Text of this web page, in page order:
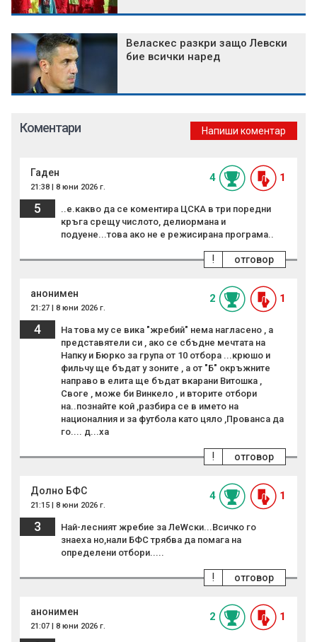
Веласкес разкри защо Левски
бие всички наред
Коментари Напиши коментар
Гаден
21:38 | 8 юни 2026 г.
4 1
5
..е.какво да се коментира ЦСКА в три поредни
кръга срещу числото, делиормана и
подуене...това ако не е режисирана програма..
отговор
!
анонимен
21:27 | 8 юни 2026 г.
2 1
4
На това му се вика "жребий" нема нагласено , а
представятели си , ако се сбъдне мечтата на
Напку и Бюрко за група от 10 отбора ...крюшо и
фильчу ще бъдат у зоните , а от "Б" окръжните
направо в елита ще бъдат вкарани Витошка ,
Своге , може би Винкело , и вторите отбори
на..познайте кой ,разбира се в името на
националния и за футбола като цяло ,Прованса да
го.... д...ха
отговор
!
Долно БФС
21:15 | 8 юни 2026 г.
4 1
3
Най-лесният жребие за ЛеWски...Всичко го
знаеха но,нали БФС трябва да помага на
определени отбори.....
отговор
!
анонимен
21:07 | 8 юни 2026 г.
2 1